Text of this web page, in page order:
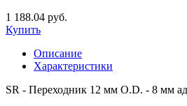
1 188.04 руб.
Купить
Описание
Характеристики
SR - Переходник 12 мм O.D. - 8 мм